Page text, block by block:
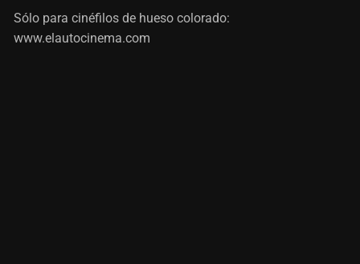
Sólo para cinéfilos de hueso colorado:
www.elautocinema.com